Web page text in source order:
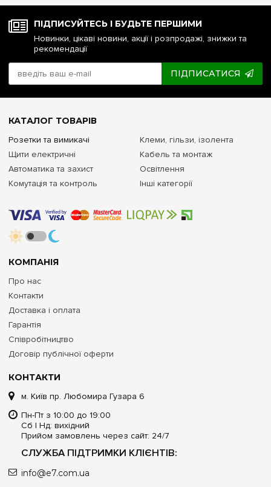
ПІДПИСУЙТЕСЬ І БУДЬТЕ ПЕРШИМИ
Новинки, цікаві новини, акції і розпродажі, знижки та
рекомендації
ПІДПИСАТИСЯ
КОНТАКТИ
м. Київ пр. Любомира Гузара 6
Пн-Пт з 10:00 до 19:00
Сб | Нд: вихідний
Прийом замовлень через сайт: 24/7
СЛУЖБА ПІДТРИМКИ КЛІЄНТІВ:
info@e7.com.ua
КОМПАНІЯ
Про нас
Контакти
Доставка і оплата
Гарантія
Співробітництво
Договір публічної оферти
КАТАЛОГ ТОВАРІВ
Розетки та вимикачі
Щити електричні
Автоматика та захист
Комутація та контроль
Клеми, гільзи, ізолента
Кабель та монтаж
Освітлення
Інші категорії